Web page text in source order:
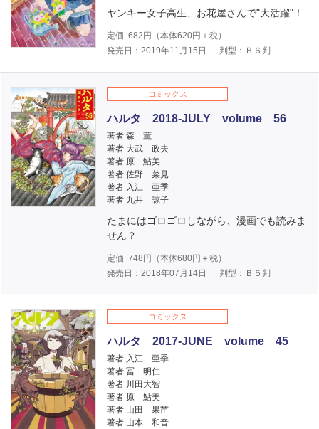
ヤンキー女子高生、お花屋さんで"大活躍"！
定価 682 円（本体620円＋税）
発売日：2019年11月15日
判型：Ｂ６判
コミックス
ハルタ 2018-JULY volume 56
著者 森 薫
著者 大武 政夫
著者 原 鮎美
著者 佐野 菜見
著者 入江 亜季
著者 九井 諒子
たまにはゴロゴロしながら、漫画でも読みま
せん？
定価 748 円（本体680円＋税）
発売日：2018年07月14日
判型：Ｂ５判
コミックス
ハルタ 2017-JUNE volume 45
著者 入江 亜季
著者 冨 明仁
著者 川田大智
著者 原 鮎美
著者 山田 果苗
著者 山本 和音